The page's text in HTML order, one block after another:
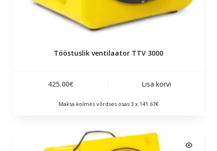
Tööstuslik ventilaator TTV 3000
425.00€ Lisa korvi
Maksa kolmes võrdses osas 3 x 141.67€